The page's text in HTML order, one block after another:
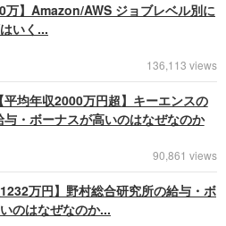
万】Amazon/AWS ジョブレベル別に
いく...
136,113 views
【平均年収2000万円超】キーエンスの
与・ボーナスが高いのはなぜなのか
90,861 views
1232万円】野村総合研究所の給与・ボ
のはなぜなのか...